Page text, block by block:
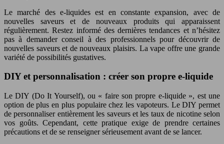
Le marché des e-liquides est en constante expansion, avec de
nouvelles saveurs et de nouveaux produits qui apparaissent
régulièrement. Restez informé des dernières tendances et n’hésitez
pas à demander conseil à des professionnels pour découvrir de
nouvelles saveurs et de nouveaux plaisirs. La vape offre une grande
variété de possibilités gustatives.
DIY et personnalisation : créer son propre e-liquide
Le DIY (Do It Yourself), ou « faire son propre e-liquide », est une
option de plus en plus populaire chez les vapoteurs. Le DIY permet
de personnaliser entièrement les saveurs et les taux de nicotine selon
vos goûts. Cependant, cette pratique exige de prendre certaines
précautions et de se renseigner sérieusement avant de se lancer.